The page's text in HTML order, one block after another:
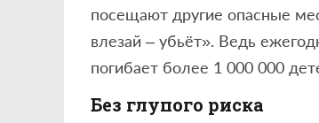
посещают другие опасные
влезай – убьёт». Ведь
погибает более 1 000 000
Без глупого риска